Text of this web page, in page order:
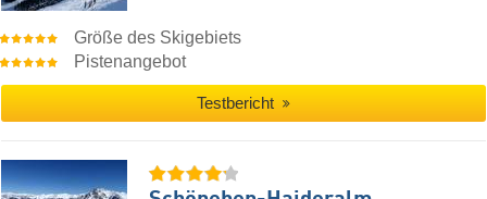
Größe des Skigebiets
Pistenangebot
Testbericht